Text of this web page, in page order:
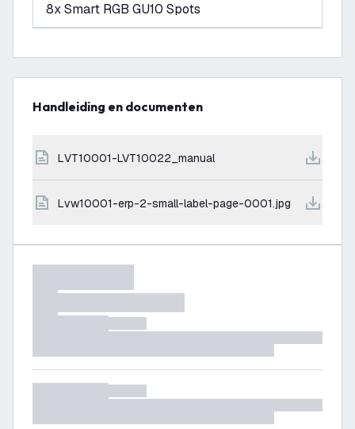
8x Smart RGB GU10 Spots
Handleiding en documenten
LVT10001-LVT10022_manual
lvw10001-erp-2-small-label-page-0001.jpg